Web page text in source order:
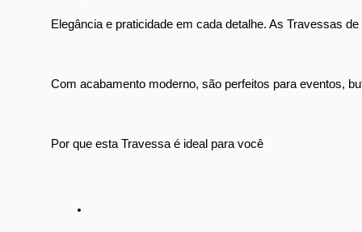
Elegância e praticidade em cada detalhe. As Travessas
Com acabamento moderno, são perfeitos para eventos,
Por que esta Travessa é ideal para você